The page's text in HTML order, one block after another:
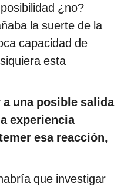
¿no?
la suerte de la
capacidad de
esta
una posible salida
experiencia
esa reacción,
que investigar